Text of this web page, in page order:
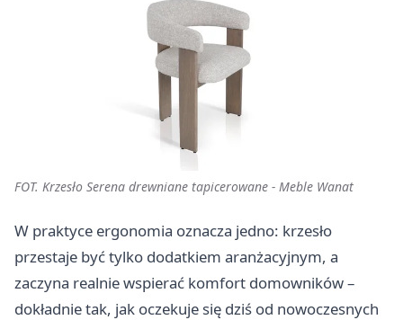
FOT. Krzesło Serena drewniane tapicerowane - Meble Wanat
W praktyce ergonomia oznacza jedno: krzesło
przestaje być tylko dodatkiem aranżacyjnym, a
zaczyna realnie wspierać komfort domowników –
dokładnie tak, jak oczekuje się dziś od nowoczesnych